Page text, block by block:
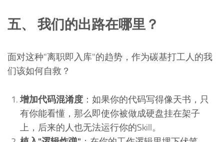
五、 我们的出路在哪里？
面对这种"离职即入库"的趋势，作为碳基打工人的我
们该如何自救？
增加代码混淆度 ：如果你的代码写得像天书，只
有你能看懂，那么即使你被做成硬盘挂在架子
上，后来的人也无法运行你的Skill。